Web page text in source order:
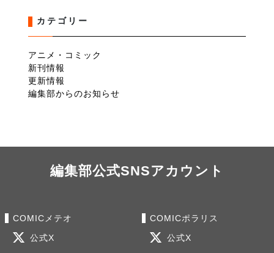
カテゴリー
アニメ・コミック
新刊情報
更新情報
編集部からのお知らせ
編集部公式SNSアカウント
COMICメテオ
公式X
COMICポラリス
公式X